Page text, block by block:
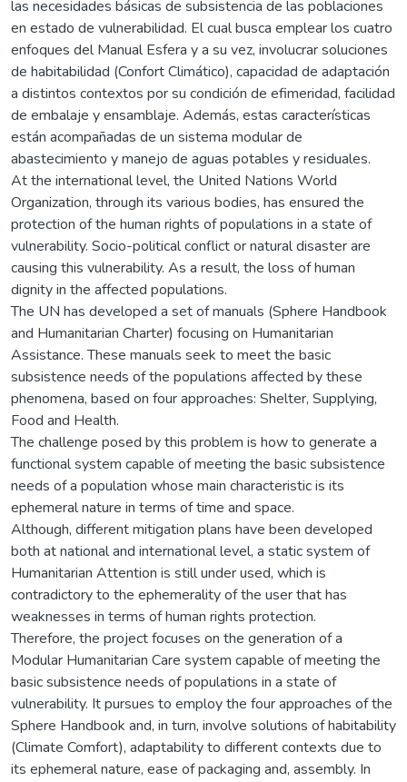
las necesidades básicas de subsistencia de las poblaciones
en estado de vulnerabilidad. El cual busca emplear los cuatro
enfoques del Manual Esfera y a su vez, involucrar soluciones
de habitabilidad (Confort Climático), capacidad de adaptación
a distintos contextos por su condición de efimeridad, facilidad
de embalaje y ensamblaje. Además, estas características
están acompañadas de un sistema modular de
abastecimiento y manejo de aguas potables y residuales.
At the international level, the United Nations World
Organization, through its various bodies, has ensured the
protection of the human rights of populations in a state of
vulnerability. Socio-political conflict or natural disaster are
causing this vulnerability. As a result, the loss of human
dignity in the affected populations.
The UN has developed a set of manuals (Sphere Handbook
and Humanitarian Charter) focusing on Humanitarian
Assistance. These manuals seek to meet the basic
subsistence needs of the populations affected by these
phenomena, based on four approaches: Shelter, Supplying,
Food and Health.
The challenge posed by this problem is how to generate a
functional system capable of meeting the basic subsistence
needs of a population whose main characteristic is its
ephemeral nature in terms of time and space.
Although, different mitigation plans have been developed
both at national and international level, a static system of
Humanitarian Attention is still under used, which is
contradictory to the ephemerality of the user that has
weaknesses in terms of human rights protection.
Therefore, the project focuses on the generation of a
Modular Humanitarian Care system capable of meeting the
basic subsistence needs of populations in a state of
vulnerability. It pursues to employ the four approaches of the
Sphere Handbook and, in turn, involve solutions of habitability
(Climate Comfort), adaptability to different contexts due to
its ephemeral nature, ease of packaging and, assembly. In